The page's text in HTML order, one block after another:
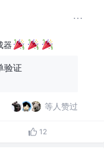
器
验证
等人赞过
12